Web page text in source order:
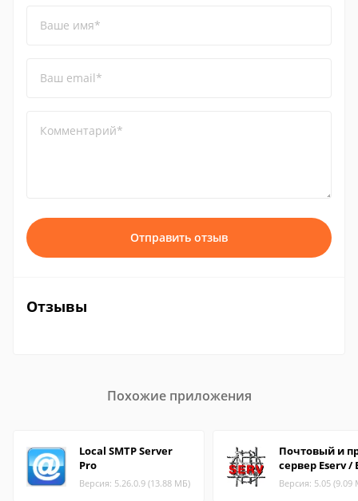
Ваше имя*
Ваш email*
Комментарий*
Отправить отзыв
Отзывы
Похожие приложения
Local SMTP Server
Pro
Версия: 5.26.0.9 (13.88 МБ)
Почтовый и
сервер Eserv /
Версия: 5.05 (9.09